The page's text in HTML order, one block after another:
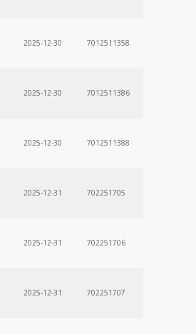
2025-12-30 7012511358
2025-12-30 7012511386
2025-12-30 7012511388
2025-12-31 702251705
2025-12-31 702251706
2025-12-31 702251707